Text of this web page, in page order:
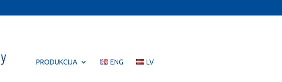
PRODUKCIJA ENG LV